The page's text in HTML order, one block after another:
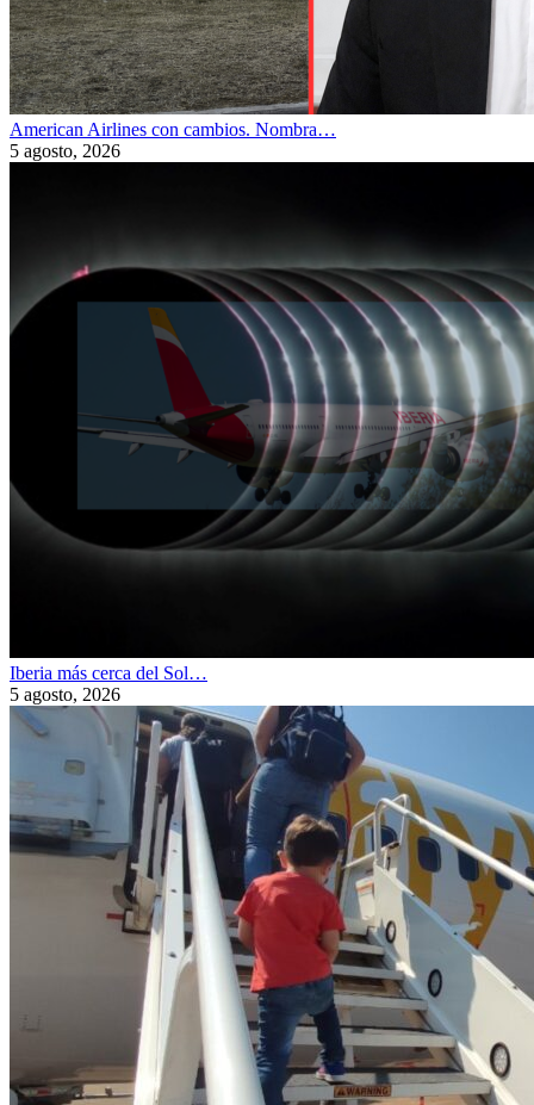
American Airlines con cambios. Nombra…
5 agosto, 2026
Iberia más cerca del Sol…
5 agosto, 2026